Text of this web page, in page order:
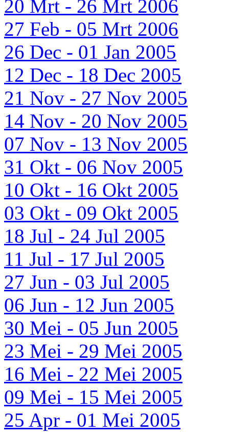
20 Mrt - 26 Mrt 2006
27 Feb - 05 Mrt 2006
26 Dec - 01 Jan 2005
12 Dec - 18 Dec 2005
21 Nov - 27 Nov 2005
14 Nov - 20 Nov 2005
07 Nov - 13 Nov 2005
31 Okt - 06 Nov 2005
10 Okt - 16 Okt 2005
03 Okt - 09 Okt 2005
18 Jul - 24 Jul 2005
11 Jul - 17 Jul 2005
27 Jun - 03 Jul 2005
06 Jun - 12 Jun 2005
30 Mei - 05 Jun 2005
23 Mei - 29 Mei 2005
16 Mei - 22 Mei 2005
09 Mei - 15 Mei 2005
25 Apr - 01 Mei 2005